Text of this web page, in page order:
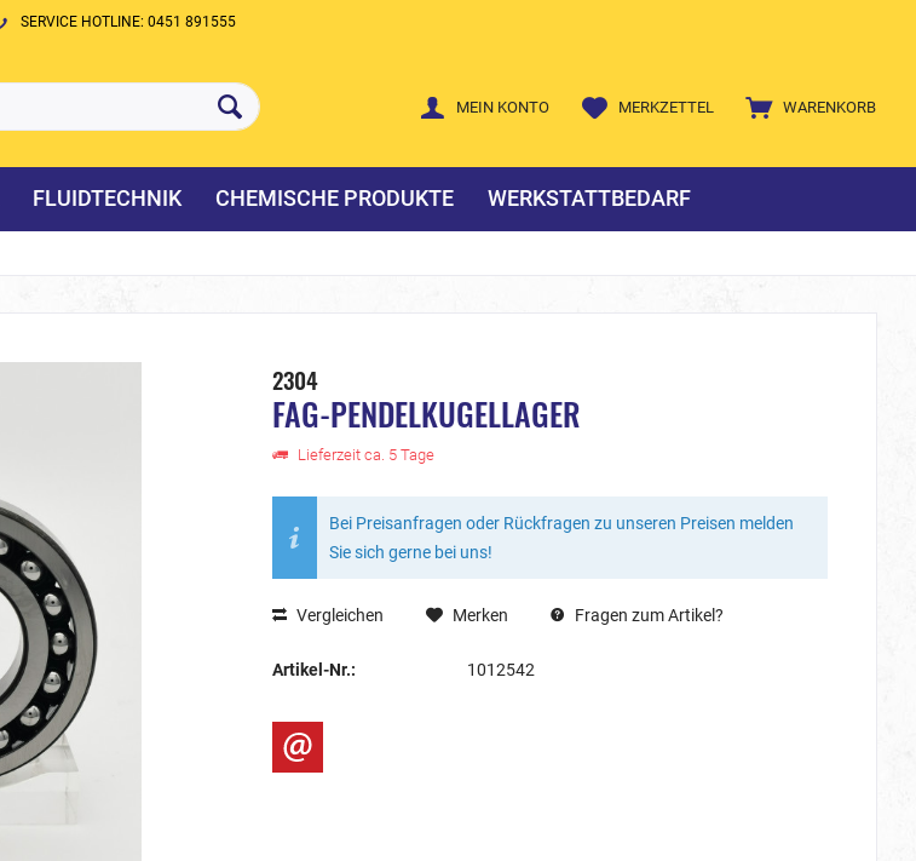
SERVICE HOTLINE: 0451 891555
WARENKORB
MERKZETTEL
MEIN KONTO
FLUIDTECHNIK CHEMISCHE PRODUKTE WERKSTATTBEDARF
2304
FAG-PENDELKUGELLAGER
Lieferzeit ca. 5 Tage
Bei Preisanfragen oder Rückfragen zu unseren Preisen melden
Sie sich gerne bei uns!
Vergleichen Merken Fragen zum Artikel?
Artikel-Nr.: 1012542